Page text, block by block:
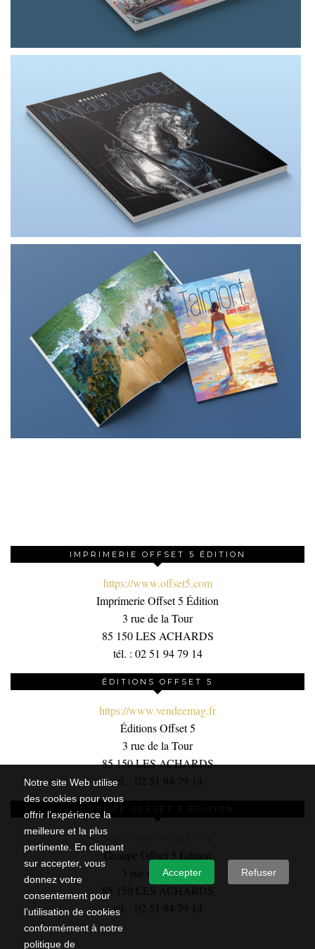
Notre site Web utilise
des cookies pour vous
offrir l’expérience la
meilleure et la plus
pertinente. En cliquant
sur accepter, vous
donnez votre
consentement pour
l’utilisation de cookies
conformément à notre
politique de
Accepter Refuser
IMPRIMERIE OFFSET 5 ÉDITION
https://www.offset5.com
Imprimerie Offset 5 Édition
3 rue de la Tour
85 150 LES ACHARDS
tél. : 02 51 94 79 14
ÉDITIONS OFFSET 5
https://www.vendeemag.fr
Éditions Offset 5
3 rue de la Tour
85 150 LES ACHARDS
tél. : 02 51 94 79 14
GROUPE OFFSET 5 ÉDITION
https://www.offset5.com
Groupe Offset 5 Édition
3 rue de la Tour,
85 150 LES ACHARDS
tél. : 02 51 94 79 14